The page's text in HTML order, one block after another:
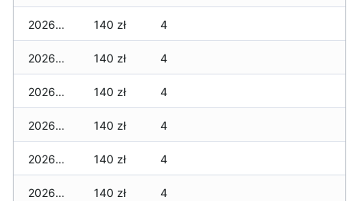
2026-04-27 140 zł 4
2026-04-26 140 zł 4
2026-04-25 140 zł 4
2026-04-24 140 zł 4
2026-04-23 140 zł 4
2026-04-22 140 zł 4